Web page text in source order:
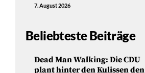
7. August 2026
Beliebteste Beiträge
Dead Man Walking: Die CDU
plant hinter den Kulissen den